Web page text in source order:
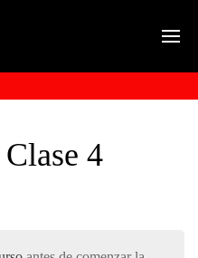
4